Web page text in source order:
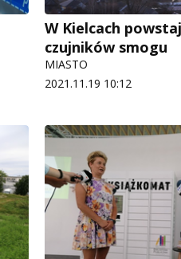
W Kielcach
czujników smogu
MIASTO
2021.11.19 10:12